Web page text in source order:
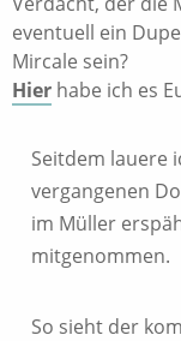
eventuell ein
Mircale sein?
Hier habe ich es
Seitdem lauere
vergangenen
im Müller
mitgenommen.
So sieht der